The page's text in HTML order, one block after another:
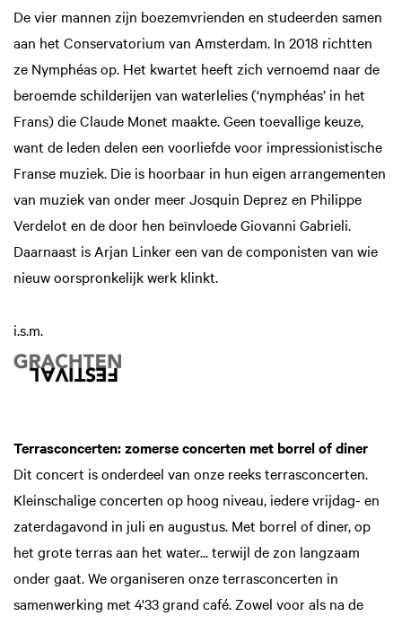
De vier mannen zijn boezemvrienden en studeerden samen
aan het Conservatorium van Amsterdam. In 2018 richtten
ze Nymphéas op. Het kwartet heeft zich vernoemd naar de
beroemde schilderijen van waterlelies (‘nymphéas’ in het
Frans) die Claude Monet maakte. Geen toevallige keuze,
want de leden delen een voorliefde voor impressionistische
Franse muziek. Die is hoorbaar in hun eigen arrangementen
van muziek van onder meer Josquin Deprez en Philippe
Verdelot en de door hen beïnvloede Giovanni Gabrieli.
Daarnaast is Arjan Linker een van de componisten van wie
nieuw oorspronkelijk werk klinkt.
i.s.m.
Terrasconcerten: zomerse concerten met borrel of diner
Dit concert is onderdeel van onze reeks terrasconcerten.
Kleinschalige concerten op hoog niveau, iedere vrijdag- en
zaterdagavond in juli en augustus. Met borrel of diner, op
het grote terras aan het water... terwijl de zon langzaam
onder gaat. We organiseren onze terrasconcerten in
samenwerking met 4'33 grand café. Zowel voor als na de